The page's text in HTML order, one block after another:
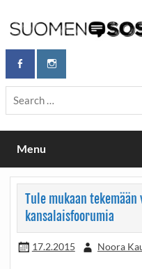
content
Sosiaalifoorumi
Maailmanparannuspäivät
26.–27.9.2026
Menu
Tule mukaan
kansalaisfoorumia
17.2.2015 Noora